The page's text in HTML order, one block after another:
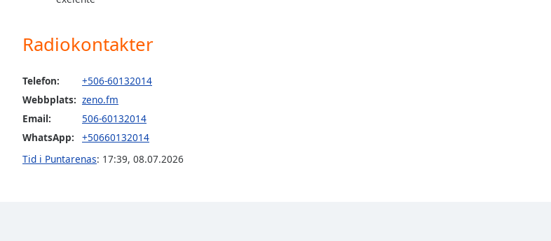
Color
Opacity
Radiokontakter
Telefon:
+506-60132014
Webbplats: zeno.fm
Email:
506-60132014
WhatsApp:
+50660132014
Tid i Puntarenas: 17:39, 08.07.2026